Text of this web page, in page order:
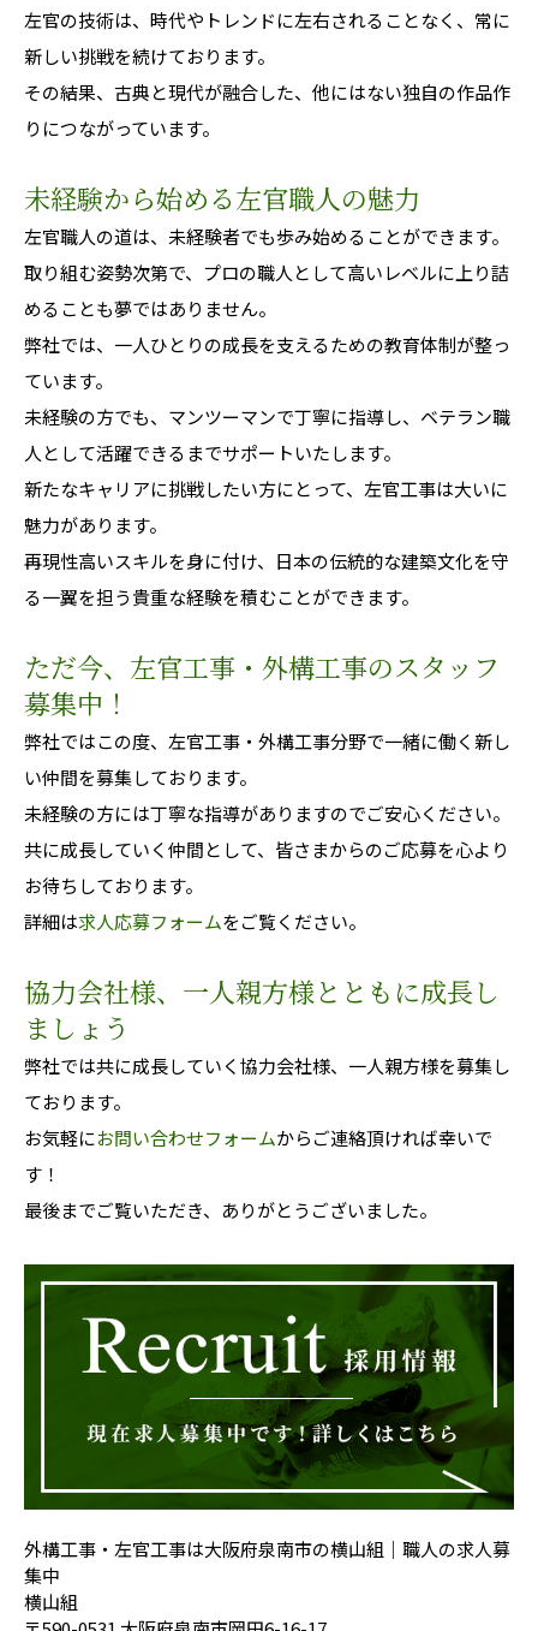
左官の技術は、時代やトレンドに左右されることなく、常に
新しい挑戦を続けております。
その結果、古典と現代が融合した、他にはない独自の作品作
りにつながっています。
未経験から始める左官職人の魅力
左官職人の道は、未経験者でも歩み始めることができます。
取り組む姿勢次第で、プロの職人として高いレベルに上り詰
めることも夢ではありません。
弊社では、一人ひとりの成長を支えるための教育体制が整っ
ています。
未経験の方でも、マンツーマンで丁寧に指導し、ベテラン職
人として活躍できるまでサポートいたします。
新たなキャリアに挑戦したい方にとって、左官工事は大いに
魅力があります。
再現性高いスキルを身に付け、日本の伝統的な建築文化を守
る一翼を担う貴重な経験を積むことができます。
ただ今、左官工事・外構工事のスタッフ
募集中！
弊社ではこの度、左官工事・外構工事分野で一緒に働く新し
い仲間を募集しております。
未経験の方には丁寧な指導がありますのでご安心ください。
共に成長していく仲間として、皆さまからのご応募を心より
お待ちしております。
詳細は求人応募フォームをご覧ください。
協力会社様、一人親方様とともに成長し
ましょう
弊社では共に成長していく協力会社様、一人親方様を募集し
ております。
お気軽にお問い合わせフォームからご連絡頂ければ幸いで
す！
最後までご覧いただき、ありがとうございました。
外構工事・左官工事は大阪府泉南市の横山組｜職人の求人募
集中
横山組